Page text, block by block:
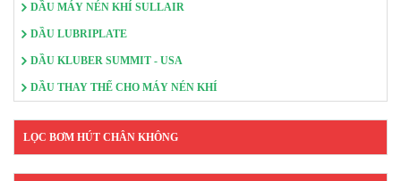
DẦU MÁY NÉN KHÍ SULLAIR
DẦU LUBRIPLATE
DẦU KLUBER SUMMIT - USA
DẦU THAY THẾ CHO MÁY NÉN KHÍ
LỌC BƠM HÚT CHÂN KHÔNG